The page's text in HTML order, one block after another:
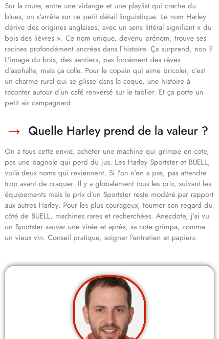
Sur la route, entre une vidange et une playlist qui crache du
blues, on s’arrête sur ce petit détail linguistique. Le nom Harley
dérive des origines anglaises, avec un sens littéral signifiant « du
bois des lièvres ». Ce nom unique, devenu prénom, trouve ses
racines profondément ancrées dans l’histoire. Ça surprend, non ?
L’image du bois, des sentiers, pas forcément des rêves
d’asphalte, mais ça colle. Pour le copain qui aime bricoler, c’est
un charme rural qui se glisse dans la coque, une histoire à
raconter autour d’un café renversé sur le tablier. Et ça porte un
petit air campagnard.
Quelle Harley prend de la valeur ?
On a tous cette envie, acheter une machine qui grimpe en cote,
pas une bagnole qui perd du jus. Les Harley Sportster et BUELL,
voilà deux noms qui reviennent. Si l’on n’en a pas, pas attendre
trop avant de craquer. Il y a globalement tous les prix, suivant les
équipements mais le prix d’un Sportster reste modéré par rapport
aux autres Harley. Pour les plus courageux, tourner son regard du
côté de BUELL, machines rares et recherchées. Anecdote, j’ai vu
un Sportster sauver une virée et après, sa cote grimpa, comme
un vieux vin. Conseil pratique, soigner l’entretien et papiers.